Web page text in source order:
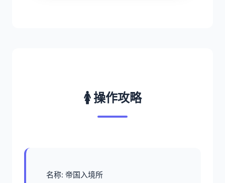
🚺 操作攻略
名称: 帝国入境所